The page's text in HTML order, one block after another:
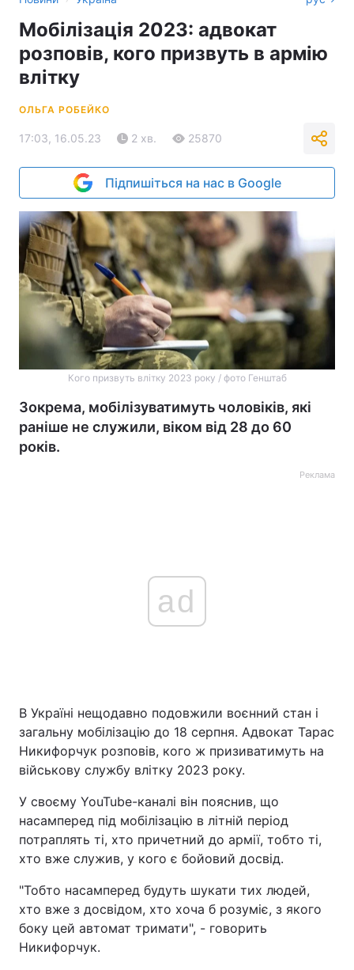
Мобілізація 2023: адвокат
розповів, кого призвуть в армію
влітку
ОЛЬГА РОБЕЙКО
17:03, 16.05.23 2 хв. 25870
Підпишіться на нас в Google
Кого призвуть влітку 2023 року / фото Генштаб
Зокрема, мобілізуватимуть чоловіків, які
раніше не служили, віком від 28 до 60
років.
Реклама
ad
В Україні нещодавно подовжили воєнний стан і
загальну мобілізацію до 18 серпня. Адвокат Тарас
Никифорчук розповів, кого ж призиватимуть на
військову службу влітку 2023 року.
У своєму YouTube-каналі він пояснив, що
насамперед під мобілізацію в літній період
потраплять ті, хто причетний до армії, тобто ті,
хто вже служив, у кого є бойовий досвід.
"Тобто насамперед будуть шукати тих людей,
хто вже з досвідом, хто хоча б розуміє, з якого
боку цей автомат тримати", - говорить
Никифорчук.